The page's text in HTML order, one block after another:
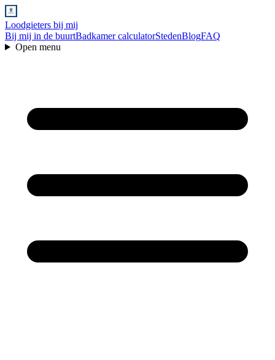
Loodgieters bij mij
Bij mij in de buurtBadkamer calculatorStedenBlogFAQ
Open menu